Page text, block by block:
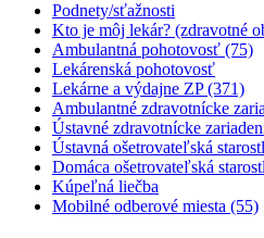
Podnety/sťažnosti
Kto je môj lekár? (zdravotné
Ambulantná pohotovosť (75)
Lekárenská pohotovosť
Lekárne a výdajne ZP (371)
Ambulantné zdravotnícke
Ústavné zdravotnícke
Ústavná ošetrovateľská
Domáca ošetrovateľská
Kúpeľná liečba
Mobilné odberové miesta (55)